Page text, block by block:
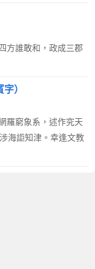
方誰敢和，政成三郡
）
羅窮象系，述作究天
海詎知津。幸逢文教